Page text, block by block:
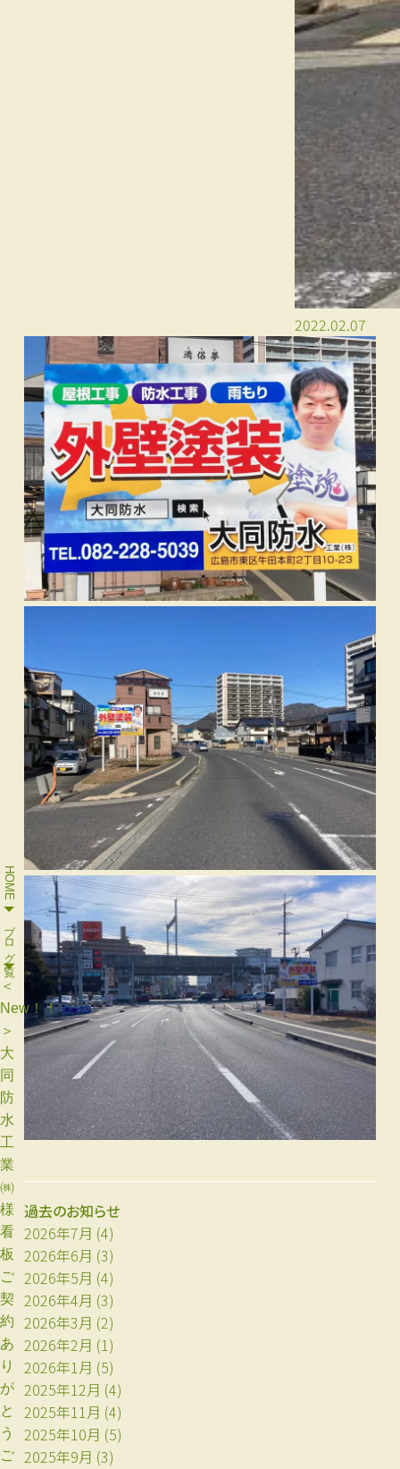
HOME
ブログ一覧
＜
New！！
＞
大
同
防
水
工
業
㈱
様
看
板
ご
契
約
あ
り
が
と
う
ご
2022.02.07
過去のお知らせ
2026年7月 (4)
2026年6月 (3)
2026年5月 (4)
2026年4月 (3)
2026年3月 (2)
2026年2月 (1)
2026年1月 (5)
2025年12月 (4)
2025年11月 (4)
2025年10月 (5)
2025年9月 (3)